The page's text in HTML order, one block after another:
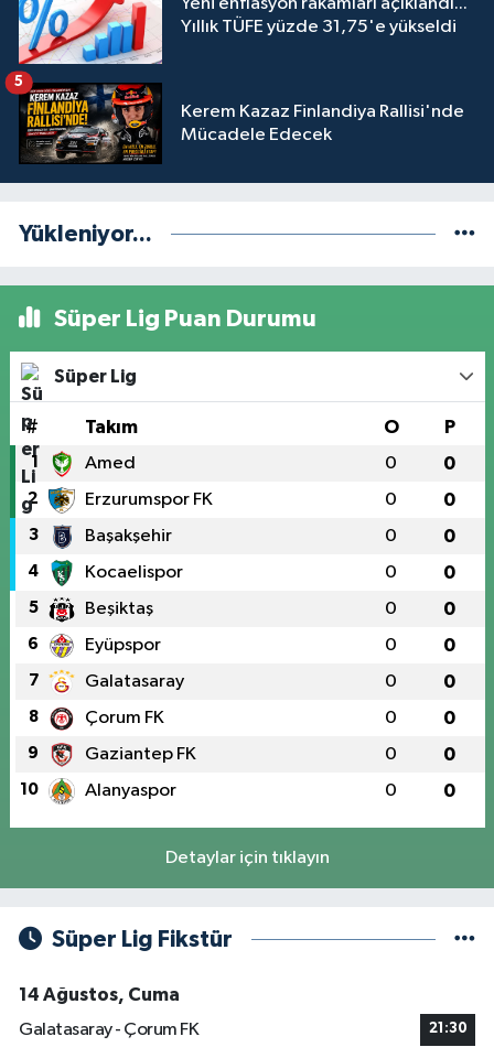
Yeni enflasyon rakamları açıklandı...
Yıllık TÜFE yüzde 31,75'e yükseldi
Kerem Kazaz Finlandiya Rallisi'nde
Mücadele Edecek
5
Yükleniyor...
Süper Lig Puan Durumu
Süper Lig
# Takım O P
1 Amed 0 0
2 Erzurumspor FK 0 0
3 Başakşehir 0 0
4 Kocaelispor 0 0
5 Beşiktaş 0 0
6 Eyüpspor 0 0
7 Galatasaray 0 0
8 Çorum FK 0 0
9 Gaziantep FK 0 0
10 Alanyaspor 0 0
Detaylar için tıklayın
Süper Lig Fikstür
14 Ağustos, Cuma
Galatasaray - Çorum FK
21:30